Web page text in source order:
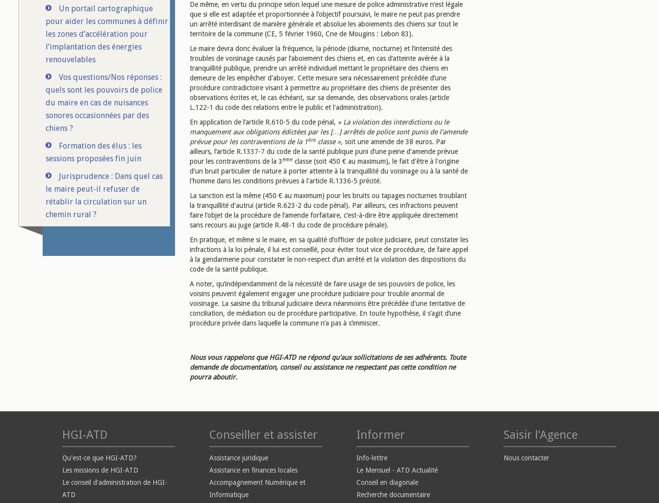
Un portail cartographique
pour aider les communes à définir
les zones d’accélération pour
l’implantation des énergies
renouvelables
Vos questions/Nos réponses :
quels sont les pouvoirs de police
du maire en cas de nuisances
sonores occasionnées par des
chiens ?
Formation des élus : les
sessions proposées fin juin
Jurisprudence : Dans quel cas
le maire peut-il refuser de
rétablir la circulation sur un
chemin rural ?
De même, en vertu du principe selon lequel une mesure de police administrative n’est légale
que si elle est adaptée et proportionnée à l’objectif poursuivi, le maire ne peut pas prendre
un arrêté interdisant de manière générale et absolue les aboiements des chiens sur tout le
territoire de la commune (CE, 5 février 1960, Cne de Mougins : Lebon 83).
Le maire devra donc évaluer la fréquence, la période (diurne, nocturne) et l’intensité des
troubles de voisinage causés par l’aboiement des chiens et, en cas d’atteinte avérée à la
tranquillité publique, prendre un arrêté individuel mettant le propriétaire des chiens en
demeure de les empêcher d'aboyer. Cette mesure sera nécessairement précédée d’une
procédure contradictoire visant à permettre au propriétaire des chiens de présenter des
observations écrites et, le cas échéant, sur sa demande, des observations orales (article
L.122-1 du code des relations entre le public et l'administration).
En application de l’article R.610-5 du code pénal, « La violation des interdictions ou le
manquement aux obligations édictées par les […] arrêtés de police sont punis de l'amende
prévue pour les contraventions de la 1ère classe », soit une amende de 38 euros. Par
ailleurs, l’article R.1337-7 du code de la santé publique puni d’une peine d'amende prévue
pour les contraventions de la 3 ème classe (soit 450 € au maximum), le fait d'être à l'origine
d'un bruit particulier de nature à porter atteinte à la tranquillité du voisinage ou à la santé de
l'homme dans les conditions prévues à l'article R.1336-5 précité.
La sanction est la même (450 € au maximum) pour les bruits ou tapages nocturnes troublant
la tranquillité d'autrui (article R.623-2 du code pénal). Par ailleurs, ces infractions peuvent
faire l’objet de la procédure de l’amende forfaitaire, c’est-à-dire être appliquée directement
sans recours au juge (article R.48-1 du code de procédure pénale).
En pratique, et même si le maire, en sa qualité d’officier de police judiciaire, peut constater les
infractions à la loi pénale, il lui est conseillé, pour éviter tout vice de procédure, de faire appel
à la gendarmerie pour constater le non-respect d’un arrêté et la violation des dispositions du
code de la santé publique.
A noter, qu’indépendamment de la nécessité de faire usage de ses pouvoirs de police, les
voisins peuvent également engager une procédure judiciaire pour trouble anormal de
voisinage. La saisine du tribunal judiciaire devra néanmoins être précédée d'une tentative de
conciliation, de médiation ou de procédure participative. En toute hypothèse, il s’agit d’une
procédure privée dans laquelle la commune n’a pas à s’immiscer.
Nous vous rappelons que HGI-ATD ne répond qu'aux sollicitations de ses adhérents. Toute
demande de documentation, conseil ou assistance ne respectant pas cette condition ne
pourra aboutir.
HGI-ATD
Qu'est-ce que HGI-ATD?
Les missions de HGI-ATD
Le conseil d'administration de HGI-
ATD
Conseiller et assister
Assistance juridique
Assistance en finances locales
Accompagnement Numérique et
Informatique
Informer
Info-lettre
Le Mensuel - ATD Actualité
Conseil en diagonale
Recherche documentaire
Saisir l'Agence
Nous contacter